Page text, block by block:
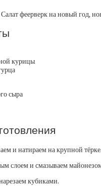
курицы
сыра
и натираем на крупной тёрке.
слоем и смазываем
кубиками.